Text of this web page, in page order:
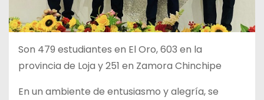
Son 479 estudiantes en El Oro, 603 en la
provincia de Loja y 251 en Zamora Chinchipe
En un ambiente de entusiasmo y alegría, se